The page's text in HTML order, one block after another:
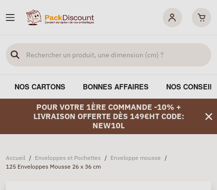
NOS CARTONS BONNES AFFAIRES NOS
POUR VOTRE 1ÈRE COMMANDE -10% +
LIVRAISON OFFERTE DÈS 149€HT CODE:
NEW10L
Accueil / Enveloppes et Pochettes / Enveloppe mousse /
125 Enveloppes Mousse 26 x 36 cm